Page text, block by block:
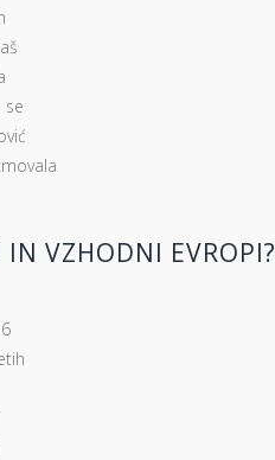
se
IN VZHODNI EVROPI?